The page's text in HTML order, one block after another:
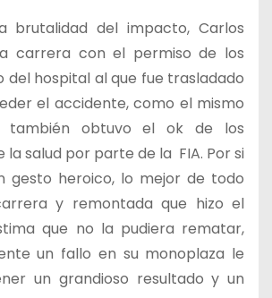
brutalidad del impacto, Carlos
carrera con el permiso de los
del hospital al que fue trasladado
el accidente, como el mismo
también obtuvo el ok de los
la salud por parte de la FIA. Por si
gesto heroico, lo mejor de todo
y remontada que hizo el
que no la pudiera rematar,
un fallo en su monoplaza le
un grandioso resultado y un